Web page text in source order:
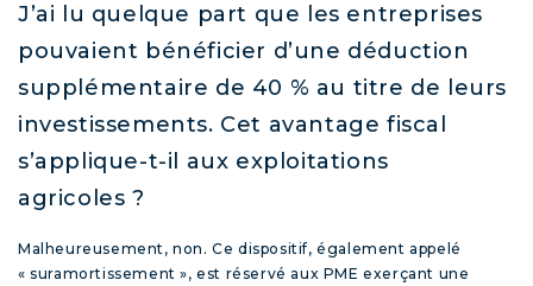
J’ai lu quelque part que les entreprises
pouvaient bénéficier d’une déduction
supplémentaire de 40 % au titre de leurs
investissements. Cet avantage fiscal
s’applique-t-il aux exploitations
agricoles ?
Malheureusement, non. Ce dispositif, également appelé
« suramortissement », est réservé aux PME exerçant une